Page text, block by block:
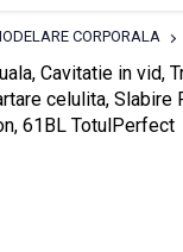
CORPORALA